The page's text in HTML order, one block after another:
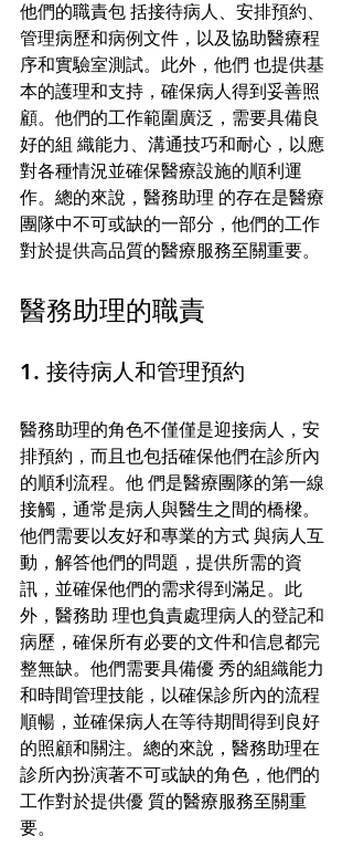
他們的職責包 括接待病人、安排預約、
管理病歷和病例文件，以及協助醫療程
序和實驗室測試。此外，他們 也提供基
本的護理和支持，確保病人得到妥善照
顧。他們的工作範圍廣泛，需要具備良
好的組 織能力、溝通技巧和耐心，以應
對各種情況並確保醫療設施的順利運
作。總的來說，醫務助理 的存在是醫療
團隊中不可或缺的一部分，他們的工作
對於提供高品質的醫療服務至關重要。
醫務助理的職責
1. 接待病人和管理預約
醫務助理的角色不僅僅是迎接病人，安
排預約，而且也包括確保他們在診所內
的順利流程。他 們是醫療團隊的第一線
接觸，通常是病人與醫生之間的橋樑。
他們需要以友好和專業的方式 與病人互
動，解答他們的問題，提供所需的資
訊，並確保他們的需求得到滿足。此
外，醫務助 理也負責處理病人的登記和
病歷，確保所有必要的文件和信息都完
整無缺。他們需要具備優 秀的組織能力
和時間管理技能，以確保診所內的流程
順暢，並確保病人在等待期間得到良好
的照顧和關注。總的來說，醫務助理在
診所內扮演著不可或缺的角色，他們的
工作對於提供優 質的醫療服務至關重
要。